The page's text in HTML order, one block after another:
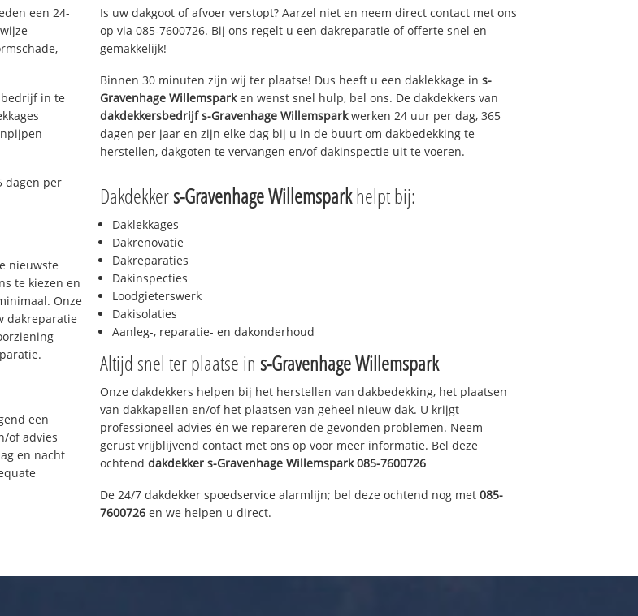
een 24-
in te
dagen per
nieuwste
te kiezen en
Onze
dakreparatie
een
of advies
en nacht
Is uw dakgoot of afvoer verstopt? Aarzel niet en neem direct contact met ons
op via 085-7600726. Bij ons regelt u een dakreparatie of offerte snel en
gemakkelijk!
Binnen 30 minuten zijn wij ter plaatse! Dus heeft u een daklekkage in s-
Gravenhage Willemsparken wenst snel hulp, bel ons. De dakdekkers van
dakdekkersbedrijfs-Gravenhage Willemspark werken 24 uur per dag, 365
dagen per jaar en zijn elke dag bij u in de buurt om dakbedekking te
herstellen, dakgoten te vervangen en/of dakinspectie uit te voeren.
Dakdekkers-Gravenhage Willemsparkhelpt bij:
Daklekkages
Dakrenovatie
Dakreparaties
Dakinspecties
Loodgieterswerk
Dakisolaties
Aanleg-, reparatie- en dakonderhoud
Altijd snel ter plaatse in s-Gravenhage Willemspark
Onze dakdekkers helpen bij het herstellen van dakbedekking, het plaatsen
van dakkapellen en/of het plaatsen van geheel nieuw dak. U krijgt
professioneel advies én we repareren de gevonden problemen. Neem
gerust vrijblijvend contact met ons op voor meer informatie. Bel deze
ochtend dakdekker s-Gravenhage Willemspark085-7600726
De 24/7 dakdekker spoedservice alarmlijn; bel deze ochtend nog met 085-
7600726 en we helpen u direct.